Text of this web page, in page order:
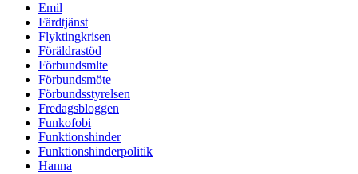
Emil
Färdtjänst
Flyktingkrisen
Föräldrastöd
Förbundsmlte
Förbundsmöte
Förbundsstyrelsen
Fredagsbloggen
Funkofobi
Funktionshinder
Funktionshinderpolitik
Hanna